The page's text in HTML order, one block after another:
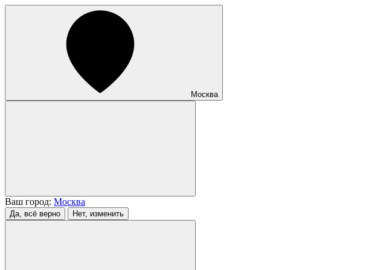
Москва
Ваш город: Москва
Да, всё верно Нет, изменить